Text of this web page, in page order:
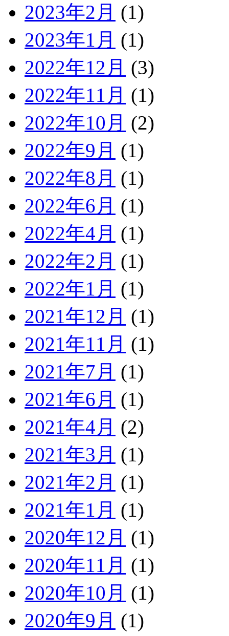
2023年2月 (1)
2023年1月 (1)
2022年12月 (3)
2022年11月 (1)
2022年10月 (2)
2022年9月 (1)
2022年8月 (1)
2022年6月 (1)
2022年4月 (1)
2022年2月 (1)
2022年1月 (1)
2021年12月 (1)
2021年11月 (1)
2021年7月 (1)
2021年6月 (1)
2021年4月 (2)
2021年3月 (1)
2021年2月 (1)
2021年1月 (1)
2020年12月 (1)
2020年11月 (1)
2020年10月 (1)
2020年9月 (1)